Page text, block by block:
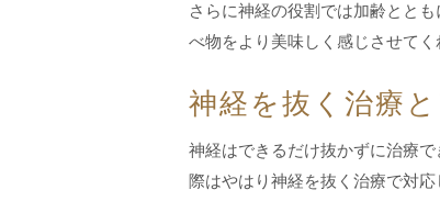
さらに神経の役割では加齢とと
べ物をより美味しく感じさせてく
神経を抜く治療
神経はできるだけ抜かずに治療
際はやはり神経を抜く治療で対